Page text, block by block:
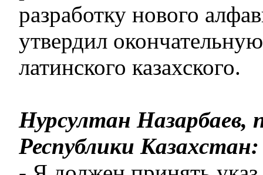
разработку нового
утвердил
латинского казахского.
Нурсултан Назарбаев,
Республики Казахстан: